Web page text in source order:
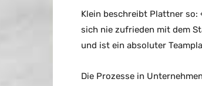
Klein beschreibt Plattner
sich nie zufrieden mit dem
und ist ein absoluter
Die Prozesse in